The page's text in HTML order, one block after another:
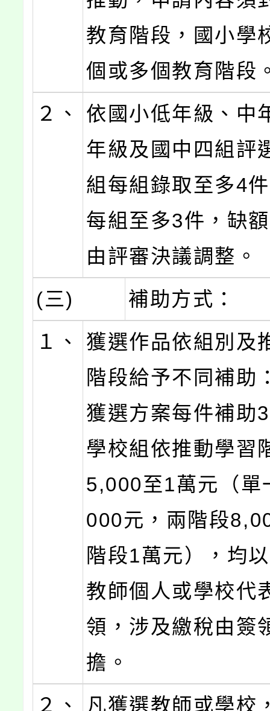
教育階段，國小學
個或多個教育階段
２、
依國小低年級、中
年級及國中四組評
組每組錄取至多4
每組至多3件，缺
由評審決議調整。
(三)
補助方式：
１、
獲選作品依組別及
階段給予不同補助
獲選方案每件補助
學校組依推動學習
5,000至1萬元（單
000元，兩階段
階段1萬元），均
教師個人或學校代
領，涉及繳稅由簽
擔。
２、
凡獲選教師或學校